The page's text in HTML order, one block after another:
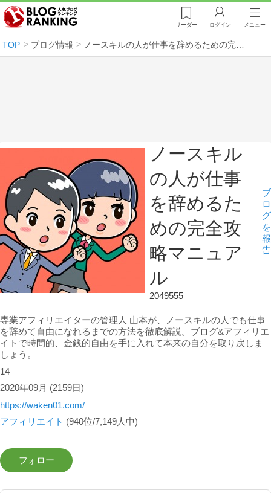
リーダー ログイン メニュー
TOP ブログ情報 ノースキルの人が仕事を辞めるための完全攻略マニュアル
ノースキル
の人が仕事
を辞めるた
めの完全攻
略マニュア
ル
2049555
ブ
ロ
グ
を
報
告
専業アフィリエイターの管理人 山本が、ノースキルの人でも仕事
を辞めて自由になれるまでの方法を徹底解説。ブログ&アフィリエ
イトで時間的、金銭的自由を手に入れて本来の自分を取り戻しま
しょう。
14
2020年09月 (2159日)
https://waken01.com/
アフィリエイト (940位/7,149人中)